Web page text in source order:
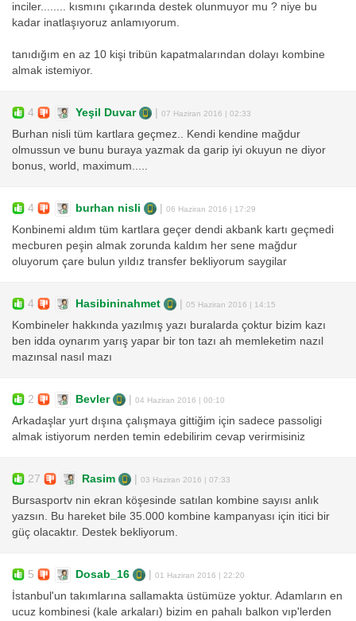
inciler........ kısmını çıkarında destek olunmuyor mu ? niye bu
kadar inatlaşıyoruz anlamıyorum.
tanıdığım en az 10 kişi tribün kapatmalarından dolayı kombine
almak istemiyor.
4 Yeşil Duvar 07 Haziran 2016 | 02:33
Burhan nisli tüm kartlara geçmez.. Kendi kendine mağdur
olmussun ve bunu buraya yazmak da garip iyi okuyun ne diyor
bonus, world, maximum.....
4 burhan nisli 06 Haziran 2016 | 17:29
Konbinemi aldım tüm kartlara geçer dendi akbank kartı geçmedi
mecburen peşin almak zorunda kaldım her sene mağdur
oluyorum çare bulun yıldız transfer bekliyorum saygilar
4 Hasibininahmet 05 Haziran 2016 | 14:15
Kombineler hakkında yazılmış yazı buralarda çoktur bizim kazı
ben idda oynarım yarış yapar bir ton tazı ah memleketim nazıl
mazınsal nasıl mazı
2 Bevler 04 Haziran 2016 | 00:10
Arkadaşlar yurt dışına çalışmaya gittiğim için sadece passoligi
almak istiyorum nerden temin edebilirim cevap verirmisiniz
27 Rasim 03 Haziran 2016 | 07:33
Bursasportv nin ekran köşesinde satılan kombine sayısı anlık
yazsın. Bu hareket bile 35.000 kombine kampanyası için itici bir
güç olacaktır. Destek bekliyorum.
5 Dosab_16 01 Haziran 2016 | 22:20
İstanbul'un takımlarına sallamakta üstümüze yoktur. Adamların en
ucuz kombinesi (kale arkaları) bizim en pahalı balkon vıp'lerden